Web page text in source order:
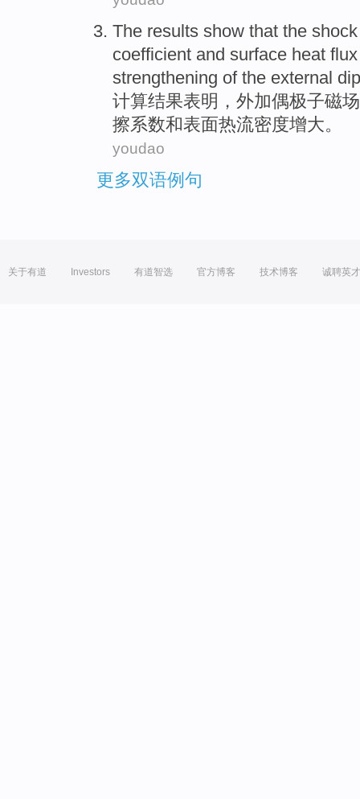
The results show that the
coefficient and surface heat
strengthening of the external
计算结果表明 ，外加偶极子磁
擦系数和表面热流密度增大。
youdao
更多双语例句
关于有道 Investors 有道智选 官方博客 技术博客 诚聘英才